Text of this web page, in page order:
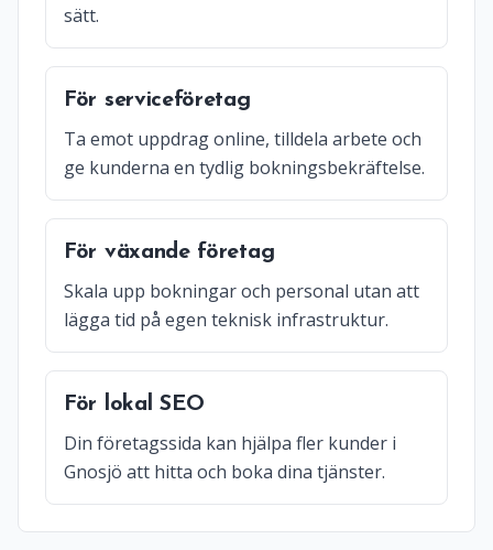
sätt.
För serviceföretag
Ta emot uppdrag online, tilldela arbete och
ge kunderna en tydlig bokningsbekräftelse.
För växande företag
Skala upp bokningar och personal utan att
lägga tid på egen teknisk infrastruktur.
För lokal SEO
Din företagssida kan hjälpa fler kunder i
Gnosjö att hitta och boka dina tjänster.